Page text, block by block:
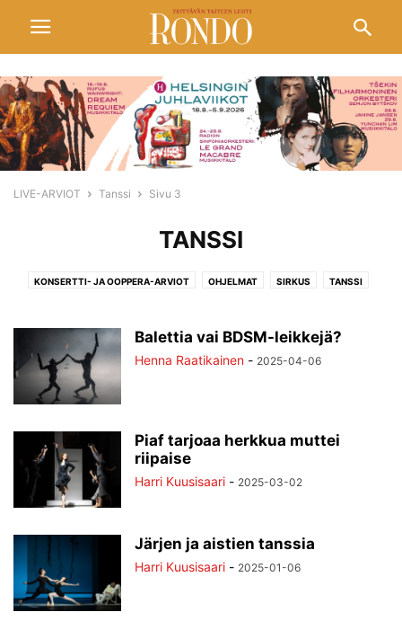
LIVE-ARVIOT Tanssi Sivu 3
TANSSI
KONSERTTI- JA OOPPERA-ARVIOT OHJELMAT SIRKUS TANSSI
Balettia vai BDSM-leikkejä?
Henna Raatikainen - 2025-04-06
Piaf tarjoaa herkkua muttei
riipaise
Harri Kuusisaari - 2025-03-02
Järjen ja aistien tanssia
Harri Kuusisaari - 2025-01-06